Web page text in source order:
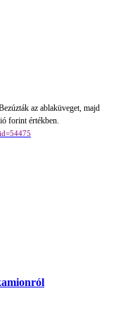
az ablaküveget, majd
forint értékben.